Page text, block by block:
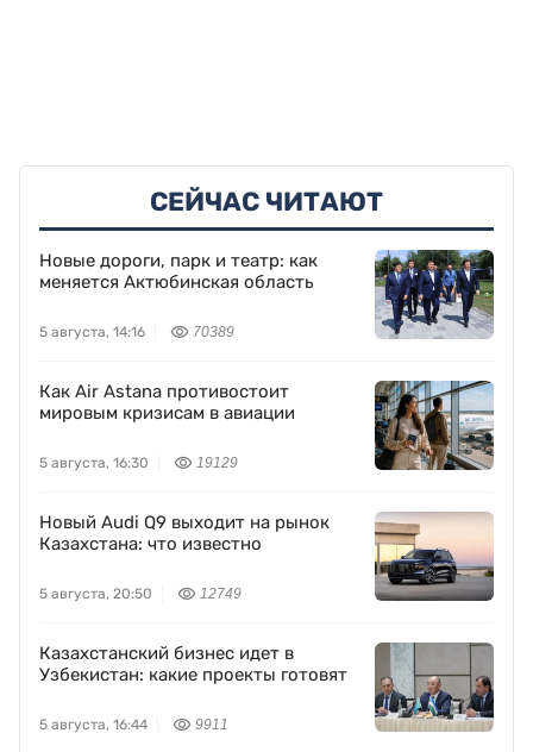
СЕЙЧАС ЧИТАЮТ
Новые дороги, парк и театр: как
меняется Актюбинская область
5 августа, 14:16 70389
Как Air Astana противостоит
мировым кризисам в авиации
5 августа, 16:30 19129
Новый Audi Q9 выходит на рынок
Казахстана: что известно
5 августа, 20:50 12749
Казахстанский бизнес идет в
Узбекистан: какие проекты готовят
5 августа, 16:44 9911